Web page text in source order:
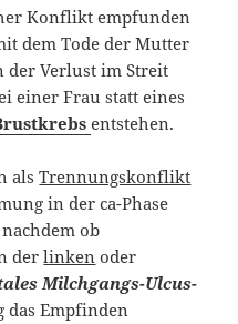
Konflikt empfunden
dem Tode der Mutter
der Verlust im Streit
einer Frau statt eines
entstehen.
alsTrennungskonflikt
in der ca-Phase
ob
derlinken oder
Milchgangs-Ulcus-
das Empfinden